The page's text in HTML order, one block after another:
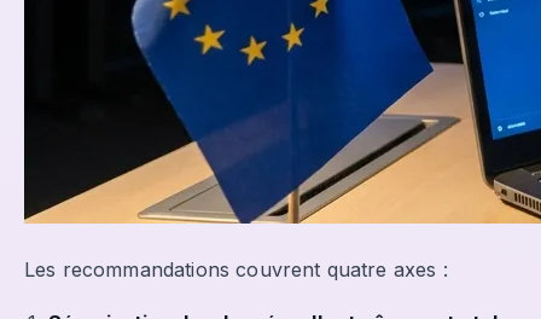
Les recommandations couvrent quatre axes :